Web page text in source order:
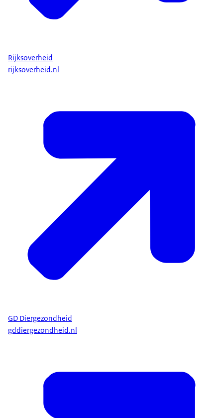
Rijksoverheid
rijksoverheid.nl
GD Diergezondheid
gddiergezondheid.nl